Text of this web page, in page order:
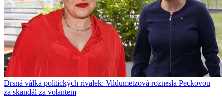
Drsná válka politických rivalek: Vildumetzová roznesla Peckovou
za skandál za volantem